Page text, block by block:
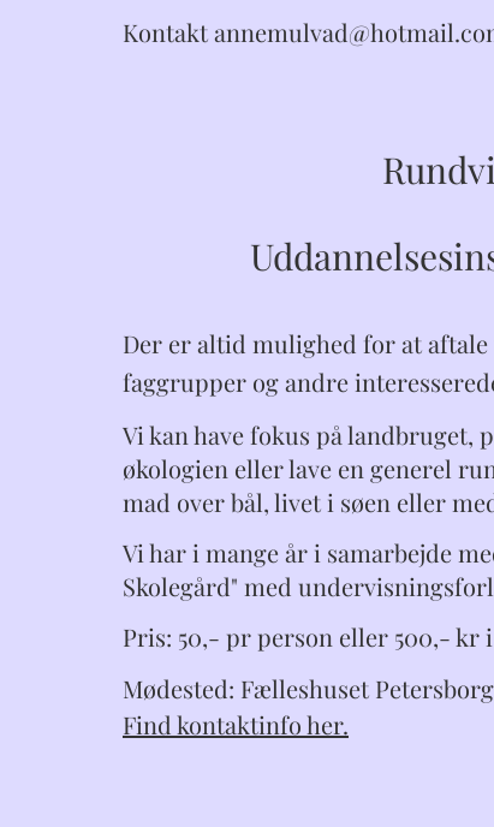
Kontakt
Der er altid mulighed for at
faggrupper og andre
Vi kan have fokus på landbruget,
økologien eller lave en generel
mad over bål, livet i søen eller
Vi har i mange år i samarbejde
Skolegård" med
Pris: 50,- pr person eller 500,-
Mødested: Fælleshuset
Find kontaktinfo her.